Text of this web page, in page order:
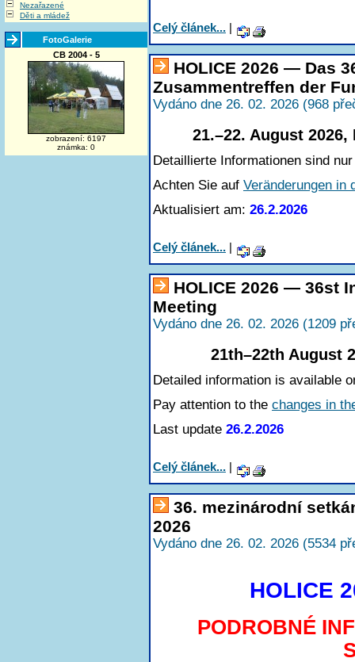
Nezařazené
Děti a mládež
FotoGalerie
CB 2004 - 5
zobrazení: 6197
známka: 0
Celý článek... |
HOLICE 2026 — Das
Zusammentreffen der
Vydáno dne 26. 02. 2026 (968
21.–22. August
Detaillierte Informationen sind
Achten Sie auf Veränderungen in
Aktualisiert am: 26.2.2026
Celý článek... |
HOLICE 2026 — 36st
Meeting
Vydáno dne 26. 02. 2026 (1209
21th–22th August
Detailed information is available
Pay attention to the changes in
Last update 26.2.2026
Celý článek... |
36. mezinárodní
2026
Vydáno dne 26. 02. 2026 (5534
HOLICE
PODROBNÉ